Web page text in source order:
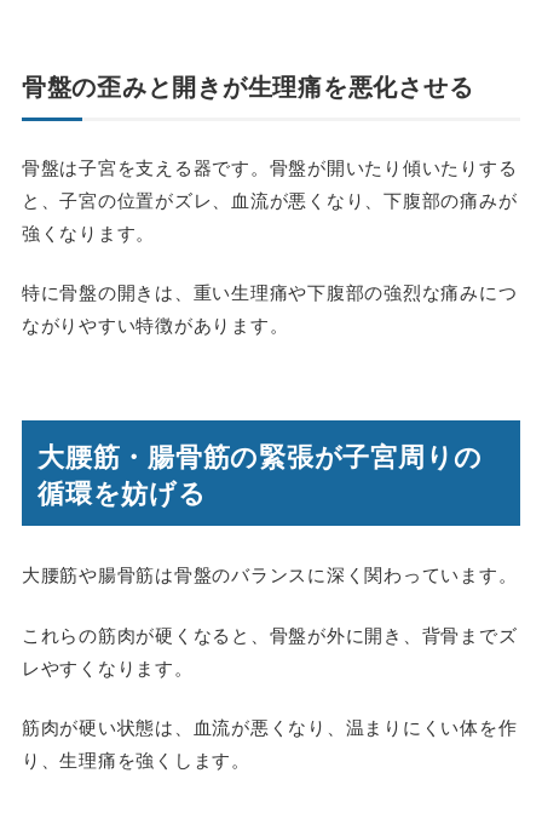
骨盤の歪みと開きが生理痛を悪化させる
骨盤は子宮を支える器です。骨盤が開いたり傾いたりする
と、子宮の位置がズレ、血流が悪くなり、下腹部の痛みが
強くなります。
特に骨盤の開きは、重い生理痛や下腹部の強烈な痛みにつ
ながりやすい特徴があります。
大腰筋・腸骨筋の緊張が子宮周りの
循環を妨げる
大腰筋や腸骨筋は骨盤のバランスに深く関わっています。
これらの筋肉が硬くなると、骨盤が外に開き、背骨までズ
レやすくなります。
筋肉が硬い状態は、血流が悪くなり、温まりにくい体を作
り、生理痛を強くします。